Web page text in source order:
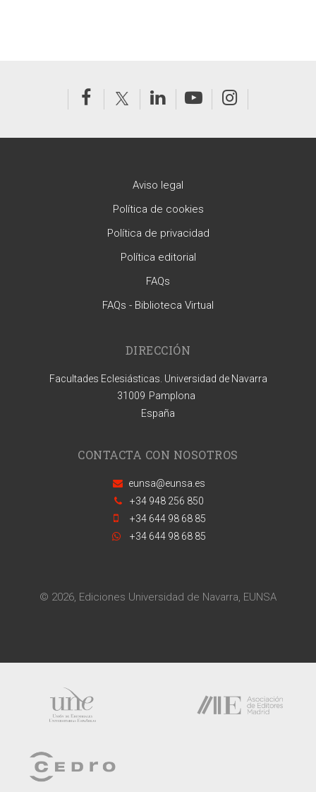
Aviso legal
Política de cookies
Política de privacidad
Política editorial
FAQs
FAQs - Biblioteca Virtual
DIRECCIÓN
Facultades Eclesiásticas. Universidad de Navarra
31009 Pamplona
España
CONTACTA CON NOSOTROS
eunsa@eunsa.es
+34 948 256 850
+34 644 98 68 85
+34 644 98 68 85
© 2026, Ediciones Universidad de Navarra, EUNSA